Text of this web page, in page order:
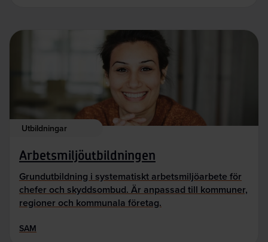
Utbildningar
Arbetsmiljöutbildningen
Grundutbildning i systematiskt arbetsmiljöarbete för
chefer och skyddsombud. Är anpassad till kommuner,
regioner och kommunala företag.
SAM